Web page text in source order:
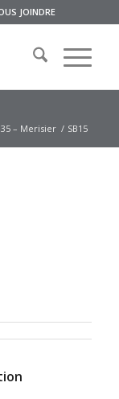
JOINDRE
35 – Merisier / SB15